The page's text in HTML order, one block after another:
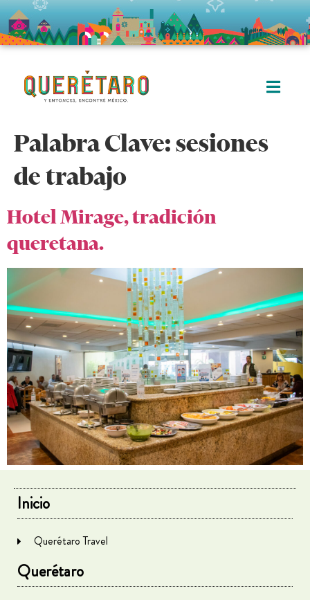
Palabra Clave:sesiones
de trabajo
Hotel Mirage, tradición
queretana.
Inicio
Querétaro Travel
Querétaro